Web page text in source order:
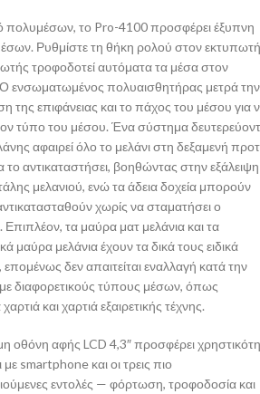
πολυμέσων, το Pro-4100 προσφέρει έξυπνη
Ρυθμίστε τη θήκη ρολού στον εκτυπωτή
τροφοδοτεί αυτόματα τα μέσα στον
ενσωματωμένος πολυαισθητήρας μετρά την
της επιφάνειας και το πάχος του μέσου για
τύπο του μέσου. Ένα σύστημα
αφαιρεί όλο το μελάνι στη δεξαμενή
το αντικαταστήσει, βοηθώντας στην εξάλειψη
μελανιού, ενώ τα άδεια δοχεία μπορούν
χωρίς να σταματήσει ο
τα μαύρα ματ μελάνια και τα
μαύρα μελάνια έχουν τα δικά τους ειδικά
δεν απαιτείται εναλλαγή κατά την
διαφορετικούς τύπους μέσων, όπως
και χαρτιά εξαιρετικής τέχνης.
οθόνη αφής LCD 4,3″ προσφέρει
με smartphone και οι τρεις πιο
εντολές — φόρτωση, τροφοδοσία και